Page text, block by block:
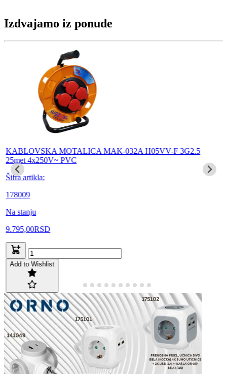
Izdvajamo iz ponude
KABLOVSKA MOTALICA MAK-032A H05VV-F 3G2.5
25met 4x250V~ PVC
Šifra artikla:
178009
Na stanju
9.795,00RSD
Add to Wishlist